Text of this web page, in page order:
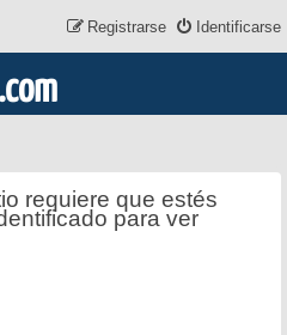
Identificarse
Registrarse
.com
requiere que estés
para ver